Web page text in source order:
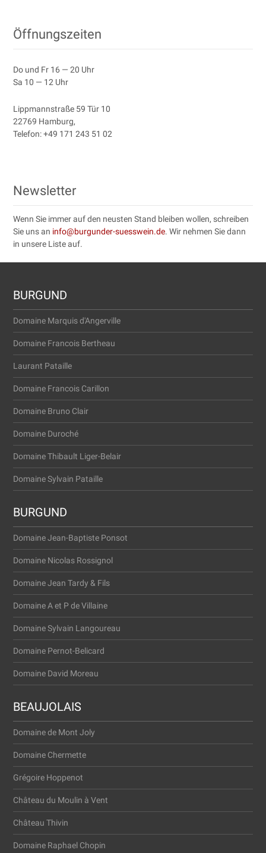
Öffnungszeiten
Do und Fr 16 — 20 Uhr
Sa 10 — 12 Uhr
Lipp­mannstraße 59 Tür 10
22769 Ham­burg,
Tele­fon:+49 171 243 51 02
Newsletter
Wenn Sie immer auf den neusten Stand bleiben wollen, schreiben
Sie uns an info@burgunder-suesswein.de. Wir nehmen Sie dann
in unsere Liste auf.
BURGUND
Domaine Marquis d'Angerville
Domaine Francois Bertheau
Laurant Pataille
Domaine Francois Carillon
Domaine Bruno Clair
Domaine Duroché
Domaine Thibault Liger-Belair
Domaine Sylvain Pataille
BURGUND
Domaine Jean-Baptiste Ponsot
Domaine Nicolas Rossignol
Domaine Jean Tardy & Fils
Domaine A et P de Villaine
Domaine Sylvain Langoureau
Domaine Pernot-Belicard
Domaine David Moreau
BEAUJOLAIS
Domaine de Mont Joly
Domaine Cher­met­te
Gré­go­i­re Hoppenot
Châ­teau du Moulin à Vent
Châ­teau Thivin
Domaine Rapha­el Chopin